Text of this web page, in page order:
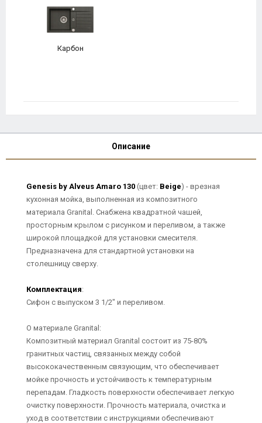
Карбон
Описание
Genesis by Alveus Amaro 130 (цвет: Beige) - врезная
кухонная мойка, выполненная из композитного
материала Granital. Снабжена квадратной чашей,
просторным крылом с рисунком и переливом, а также
широкой площадкой для установки смесителя.
Предназначена для стандартной установки на
столешницу сверху.
Комплектация:
Сифон с выпуском 3 1/2" и переливом.
О материале Granital:
Композитный материал Granital состоит из 75-80%
гранитных частиц, связанных между собой
высококачественным связующим, что обеспечивает
мойке прочность и устойчивость к температурным
перепадам. Гладкость поверхности обеспечивает легкую
очистку поверхности. Прочность материала, очистка и
уход в соответствии с инструкциями обеспечивают